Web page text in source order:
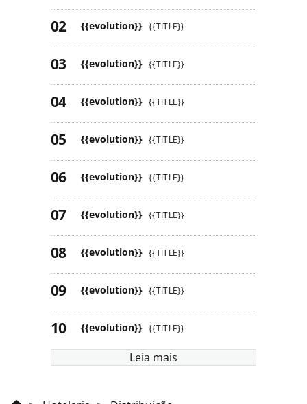
{{evolution}} {{TITLE}}
{{evolution}} {{TITLE}}
{{evolution}} {{TITLE}}
{{evolution}} {{TITLE}}
{{evolution}} {{TITLE}}
{{evolution}} {{TITLE}}
{{evolution}} {{TITLE}}
{{evolution}} {{TITLE}}
{{evolution}} {{TITLE}}
Leia mais